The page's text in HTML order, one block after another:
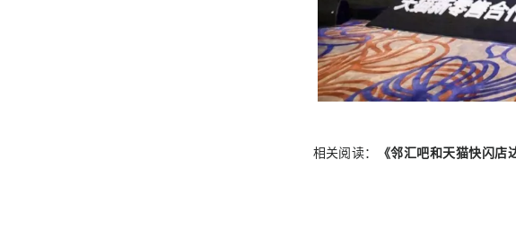
相关阅读： 《邻汇吧和天猫快闪店